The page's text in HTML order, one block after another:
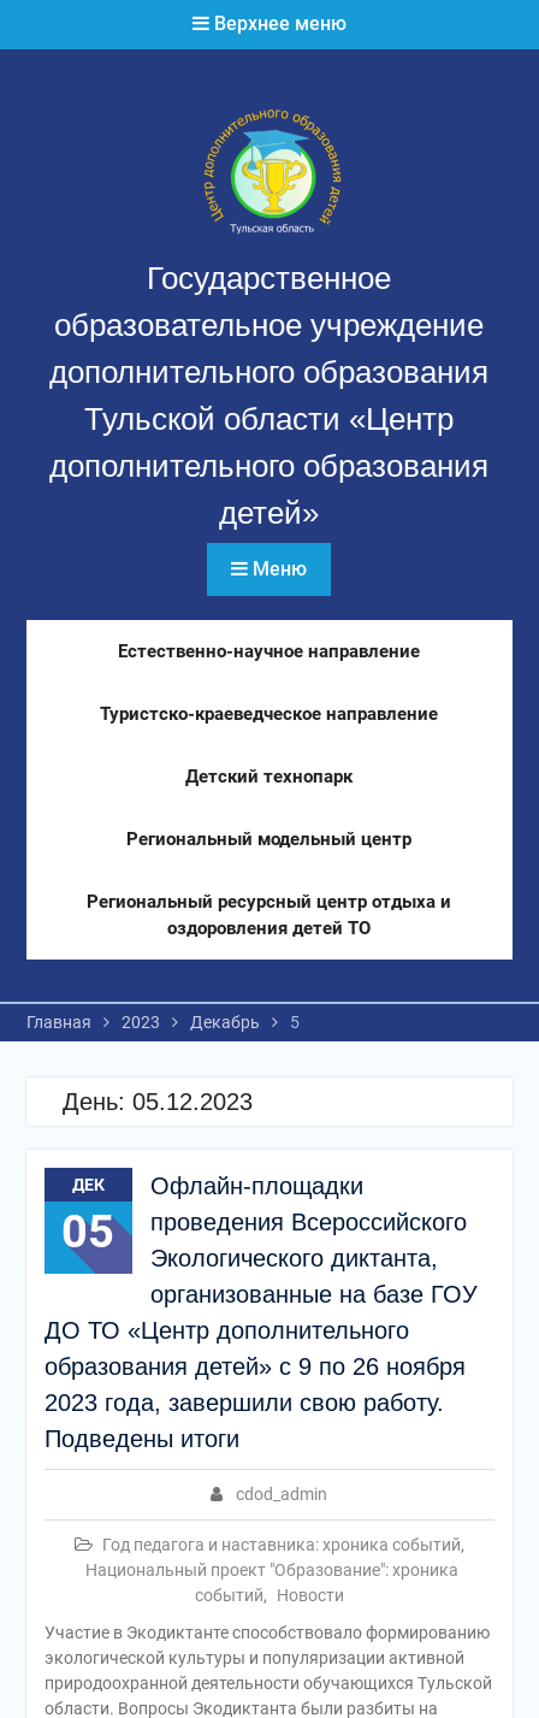
Верхнее меню
Государственное
образовательное учреждение
дополнительного образования
Тульской области «Центр
дополнительного образования
детей»
Меню
Естественно-научное направление
Туристско-краеведческое направление
Детский технопарк
Региональный модельный центр
Региональный ресурсный центр отдыха и
оздоровления детей ТО
Главная 2023 Декабрь 5
День: 05.12.2023
ДЕК
05
Офлайн-площадки
проведения Всероссийского
Экологического диктанта,
организованные на базе ГОУ
ДО ТО «Центр дополнительного
образования детей» с 9 по 26 ноября
2023 года, завершили свою работу.
Подведены итоги
cdod_admin
Год педагога и наставника: хроника событий,
Национальный проект "Образование": хроника
событий,
Новости
Участие в Экодиктанте способствовало формированию
экологической культуры и популяризации активной
природоохранной деятельности обучающихся Тульской
области. Вопросы Экодиктанта были разбиты на